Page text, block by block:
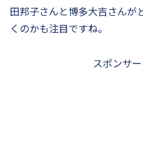
田邦子さんと博多大吉さんが
くのかも注目ですね。
スポンサ